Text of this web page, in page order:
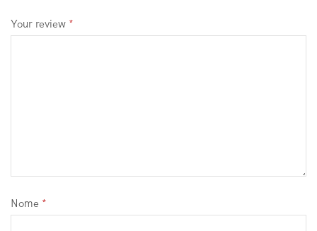
Your review *
Nome *